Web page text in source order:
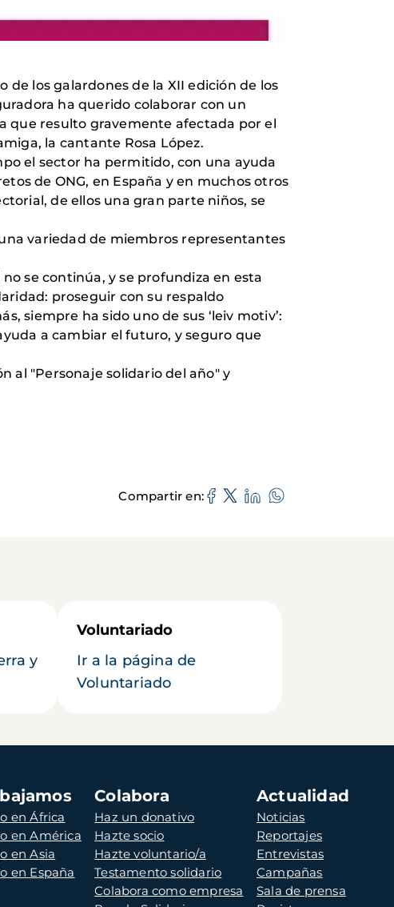
los galardones de la XII edición de los
ha querido colaborar con un
que resulto gravemente afectada por el
la cantante Rosa López.
el sector ha permitido, con una ayuda
de ONG, en España y en muchos otros
de ellos una gran parte niños, se
variedad de miembros representantes
se continúa, y se profundiza en esta
proseguir con su respaldo
siempre ha sido uno de sus ‘leiv motiv’:
a cambiar el futuro, y seguro que
al "Personaje solidario del año" y
Compartir en
y
Voluntariado
Ir a la página de
Voluntariado
en África
en América
en Asia
en España
Colabora
Haz un donativo
Hazte socio
Hazte voluntario/a
Testamento solidario
Colabora como empresa
Actualidad
Noticias
Reportajes
Entrevistas
Campañas
Sala de prensa